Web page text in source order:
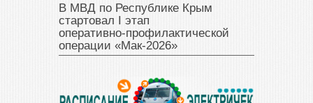
В МВД по Республике Крым
стартовал I этап
оперативно‑профилактической
операции «Мак‑2026»